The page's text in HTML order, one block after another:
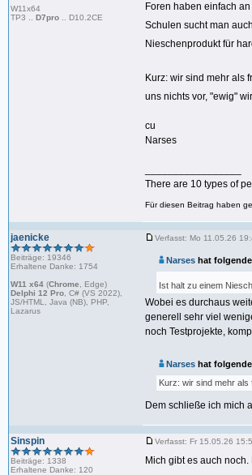
W11x64
TP3 .. D7pro .. D10.2CE
Foren haben einfach
Schulen sucht man
Nieschenprodukt für
Kurz: wir sind mehr als
uns nichts vor, "ewig"
cu
Narses
There are 10 types of
Für diesen Beitrag haben
jaenicke
Beiträge: 19346
Erhaltene Danke: 1754
W11 x64 (Chrome , Edge)
Delphi 12 Pro , C# (VS 2022),
JS/HTML, Java (NB), PHP,
Lazarus
Verfasst: Mo 11.05.26
Narseshat
Ist halt zu einem
Wobei es durchaus
generell sehr viel
noch Testprojekte,
Narseshat
Kurz: wir sind mehr
Dem schließe ich mich
Sinspin
Beiträge: 1338
Erhaltene Danke: 120
Verfasst: Fr 15.05.26
Mich gibt es auch